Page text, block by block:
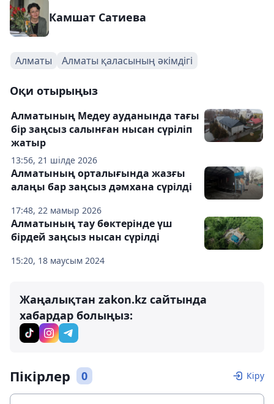
Камшат Сатиева
Алматы Алматы қаласының әкімдігі
Оқи отырыңыз
13:56, 21 шілде 2026
Алматының Медеу ауданында тағы
бір заңсыз салынған нысан сүріліп
жатыр
17:48, 22 мамыр 2026
Алматының орталығында жазғы
алаңы бар заңсыз дәмхана сүрілді
15:20, 18 маусым 2024
Алматының тау бөктерінде үш
бірдей заңсыз нысан сүрілді
Жаңалықтан zakon.kz сайтында
хабардар болыңыз:
Пікірлер 0 Кіру